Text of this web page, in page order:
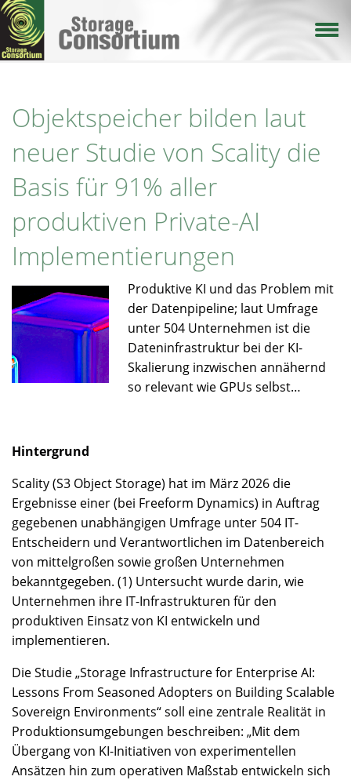
Direkt
zum
Inhalt
Objektspeicher bilden laut
neuer Studie von Scality die
Basis für 91% aller
produktiven Private-AI
Implementierungen
Produktive KI und das Problem mit
der Datenpipeline; laut Umfrage
unter 504 Unternehmen ist die
Dateninfrastruktur bei der KI-
Skalierung inzwischen annähernd
so relevant wie GPUs selbst…
Hintergrund
Scality (S3 Object Storage) hat im März 2026 die
Ergebnisse einer (bei Freeform Dynamics) in Auftrag
gegebenen unabhängigen Umfrage unter 504 IT-
Entscheidern und Verantwortlichen im Datenbereich
von mittelgroßen sowie großen Unternehmen
bekanntgegeben. (1) Untersucht wurde darin, wie
Unternehmen ihre IT-Infrastrukturen für den
produktiven Einsatz von KI entwickeln und
implementieren.
Die Studie „Storage Infrastructure for Enterprise AI:
Lessons From Seasoned Adopters on Building Scalable
Sovereign Environments“ soll eine zentrale Realität in
Produktionsumgebungen beschreiben: „Mit dem
Übergang von KI-Initiativen von experimentellen
Ansätzen hin zum operativen Maßstab entwickeln sich